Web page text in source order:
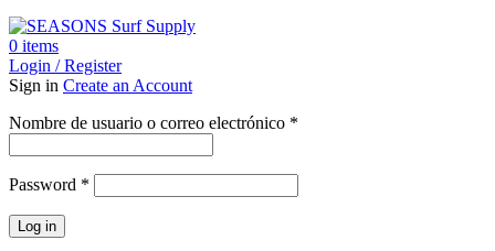
0 items
Login / Register
Sign in Create an Account
Nombre de usuario o correo electrónico *
Password *
Log in